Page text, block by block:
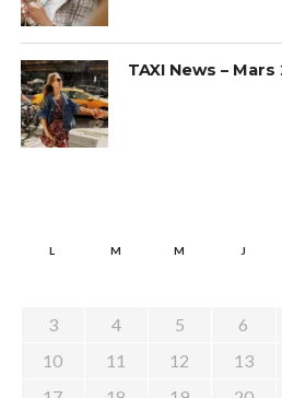
TAXI News –
L M M J
3
4 5 6
10
11 12 13